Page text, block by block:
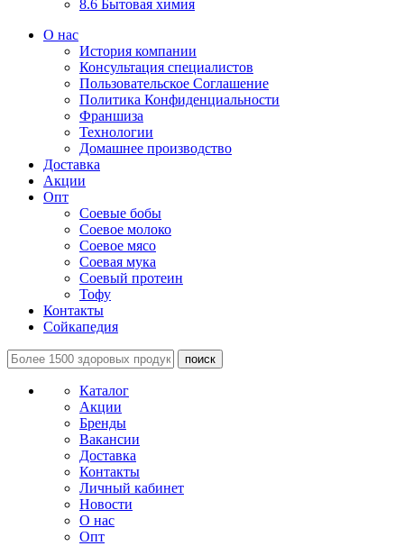
8.6 Бытовая химия
О нас
История компании
Консультация специалистов
Пользовательское Соглашение
Политика Конфиденциальности
Франшиза
Технологии
Домашнее производство
Доставка
Акции
Опт
Соевые бобы
Соевое молоко
Соевое мясо
Соевая мука
Соевый протеин
Тофу
Контакты
Сойкапедия
поиск
Каталог
Акции
Бренды
Вакансии
Доставка
Контакты
Личный кабинет
Новости
О нас
Опт